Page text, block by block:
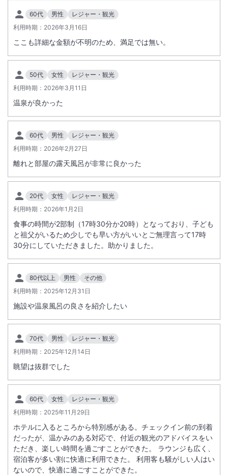
浜千鳥に誘われて静かで雄大な旅に出てみませんか。必ず、新しい「癒
し」の場と時間に出会い、五感で味わっていただけるものと確信してお
総客室数109室
INチェックイン
15:00/ OUT チェックアウト
11:00
大浴場あり
温泉
施設からのお知らせ
■低アレルゲン食の提供実施のお知らせ■
2025年7月1日（火）宿泊分より、特定原材料等29品目のアレルギーを
お客様へのご案内となりますので必ずお読みください。詳細は宿公式ホ
ームページ記載の食物アレルギー対応ポリシーをご確認ください。※バ
イキングの場合は「低アレルゲンメニュー」のご提供ではなく、特定原
材料8品目の表示をしております
60代 男性
レジャー・観光
利用時期： 2026年3月16日
ここも詳細な金額が不明のため、満足では無い。
50代 女性
レジャー・観光
利用時期： 2026年3月11日
温泉が良かった
60代 男性
レジャー・観光
利用時期： 2026年2月27日
離れと部屋の露天風呂が非常に良かった
20代 女性
レジャー・観光
利用時期： 2026年1月2日
食事の時間が2部制（17時30分か20時）となっており、子ども
と祖父がいるため少しでも早い方がいいとご無理言って17時
30分にしていただきました。助かりました。
80代以上 男性
その他
利用時期： 2025年12月31日
施設や温泉風呂の良さを紹介したい
70代 男性
レジャー・観光
利用時期： 2025年12月14日
眺望は抜群でした
60代 女性
レジャー・観光
利用時期： 2025年11月29日
ホテルに入るところから特別感がある。チェックイン前の到着
だったが、温かみのある対応で、付近の観光のアドバイスをい
ただき、楽しい時間を過ごすことができた。 ラウンジも広く、
宿泊客が多い割に快適に利用できた。 利用客も騒がしい人はい
ないので、快適に過ごすことができた。